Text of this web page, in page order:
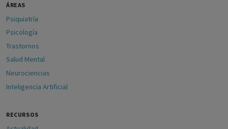
ÁREAS
Psiquiatría
Psicología
Trastornos
Salud Mental
Neurociencias
Inteligencia Artificial
RECURSOS